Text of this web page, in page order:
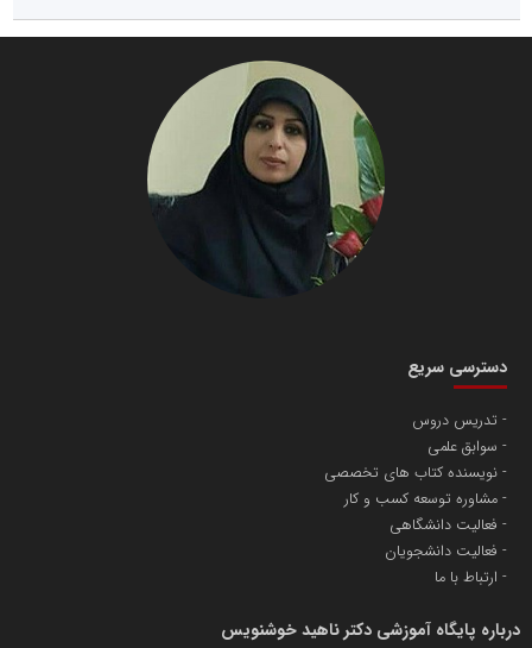
دسترسی سریع
تدریس دروس
سوابق علمی
نویسنده کتاب های تخصصی
مشاوره توسعه کسب و کار
فعالیت دانشگاهی
فعالیت دانشجویان
ارتباط با ما
درباره پایگاه آموزشی دکتر ناهید خوشنویس